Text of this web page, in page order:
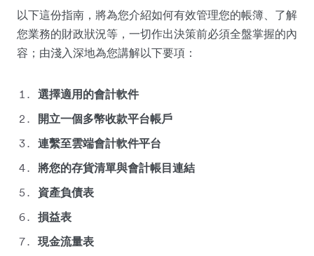
以下這份指南，將為您介紹如何有效管理您的帳簿、了解
您業務的財政狀況等，一切作出決策前必須全盤掌握的內
容；由淺入深地為您講解以下要項：
選擇適用的會計軟件
開立一個多幣收款平台帳戶
連繫至雲端會計軟件平台
將您的存貨清單與會計帳目連結
資產負債表
損益表
現金流量表